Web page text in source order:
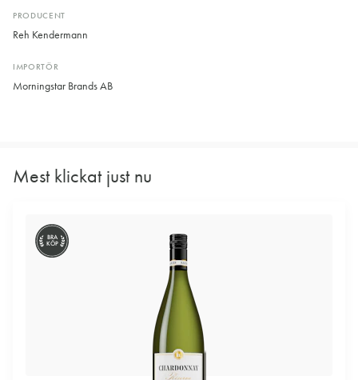
PRODUCENT
Reh Kendermann
IMPORTÖR
Morningstar Brands AB
Mest klickat just nu
BRA
KÖP